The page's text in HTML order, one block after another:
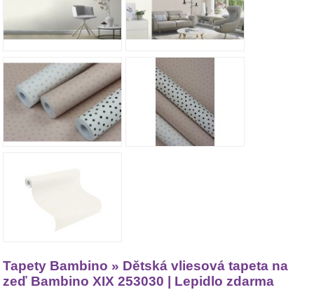
Tapety Bambino » Dětská vliesová tapeta na
zeď Bambino XIX 253030 | Lepidlo zdarma